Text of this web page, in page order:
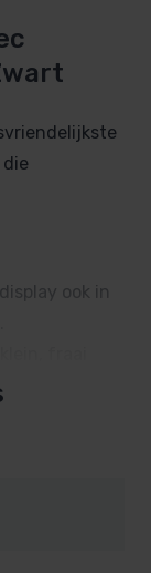
ook in
fraai
tot wel